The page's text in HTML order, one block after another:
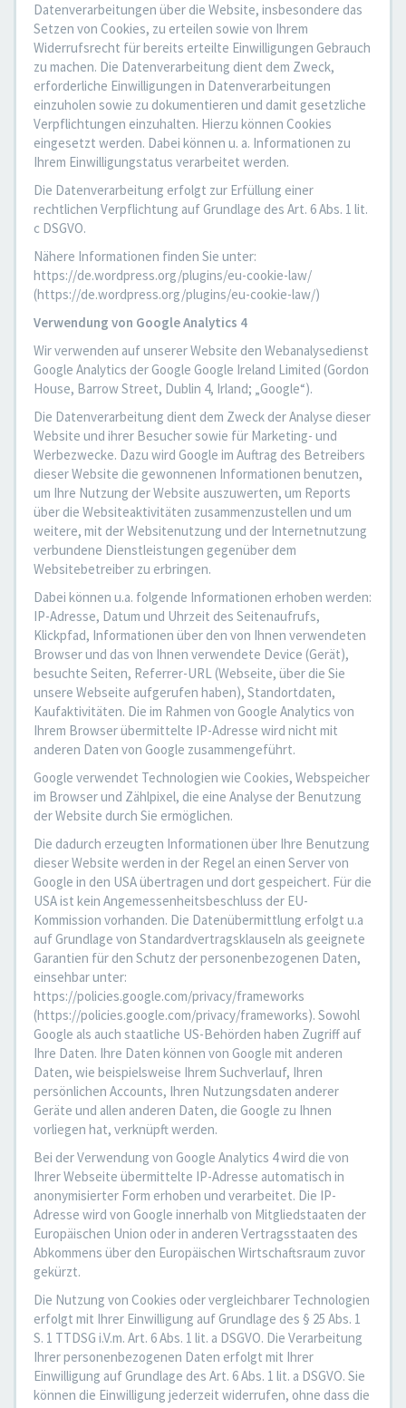
Datenverarbeitungen über die Website, insbesondere das
Setzen von Cookies, zu erteilen sowie von Ihrem
Widerrufsrecht für bereits erteilte Einwilligungen Gebrauch
zu machen. Die Datenverarbeitung dient dem Zweck,
erforderliche Einwilligungen in Datenverarbeitungen
einzuholen sowie zu dokumentieren und damit gesetzliche
Verpflichtungen einzuhalten. Hierzu können Cookies
eingesetzt werden. Dabei können u. a. Informationen zu
Ihrem Einwilligungstatus verarbeitet werden.
Die Datenverarbeitung erfolgt zur Erfüllung einer
rechtlichen Verpflichtung auf Grundlage des Art. 6 Abs. 1 lit.
c DSGVO.
Nähere Informationen finden Sie unter:
https://de.wordpress.org/plugins/eu-cookie-law/
(https://de.wordpress.org/plugins/eu-cookie-law/)
Verwendung von Google Analytics 4
Wir verwenden auf unserer Website den Webanalysedienst
Google Analytics der Google Google Ireland Limited (Gordon
House, Barrow Street, Dublin 4, Irland; „Google“).
Die Datenverarbeitung dient dem Zweck der Analyse dieser
Website und ihrer Besucher sowie für Marketing- und
Werbezwecke. Dazu wird Google im Auftrag des Betreibers
dieser Website die gewonnenen Informationen benutzen,
um Ihre Nutzung der Website auszuwerten, um Reports
über die Websiteaktivitäten zusammenzustellen und um
weitere, mit der Websitenutzung und der Internetnutzung
verbundene Dienstleistungen gegenüber dem
Websitebetreiber zu erbringen.
Dabei können u.a. folgende Informationen erhoben werden:
IP-Adresse, Datum und Uhrzeit des Seitenaufrufs,
Klickpfad, Informationen über den von Ihnen verwendeten
Browser und das von Ihnen verwendete Device (Gerät),
besuchte Seiten, Referrer-URL (Webseite, über die Sie
unsere Webseite aufgerufen haben), Standortdaten,
Kaufaktivitäten. Die im Rahmen von Google Analytics von
Ihrem Browser übermittelte IP-Adresse wird nicht mit
anderen Daten von Google zusammengeführt.
Google verwendet Technologien wie Cookies, Webspeicher
im Browser und Zählpixel, die eine Analyse der Benutzung
der Website durch Sie ermöglichen.
Die dadurch erzeugten Informationen über Ihre Benutzung
dieser Website werden in der Regel an einen Server von
Google in den USA übertragen und dort gespeichert. Für die
USA ist kein Angemessenheitsbeschluss der EU-
Kommission vorhanden. Die Datenübermittlung erfolgt u.a
auf Grundlage von Standardvertragsklauseln als geeignete
Garantien für den Schutz der personenbezogenen Daten,
einsehbar unter:
https://policies.google.com/privacy/frameworks
(https://policies.google.com/privacy/frameworks). Sowohl
Google als auch staatliche US-Behörden haben Zugriff auf
Ihre Daten. Ihre Daten können von Google mit anderen
Daten, wie beispielsweise Ihrem Suchverlauf, Ihren
persönlichen Accounts, Ihren Nutzungsdaten anderer
Geräte und allen anderen Daten, die Google zu Ihnen
vorliegen hat, verknüpft werden.
Bei der Verwendung von Google Analytics 4 wird die von
Ihrer Webseite übermittelte IP-Adresse automatisch in
anonymisierter Form erhoben und verarbeitet. Die IP-
Adresse wird von Google innerhalb von Mitgliedstaaten der
Europäischen Union oder in anderen Vertragsstaaten des
Abkommens über den Europäischen Wirtschaftsraum zuvor
gekürzt.
Die Nutzung von Cookies oder vergleichbarer Technologien
erfolgt mit Ihrer Einwilligung auf Grundlage des § 25 Abs. 1
S. 1 TTDSG i.V.m. Art. 6 Abs. 1 lit. a DSGVO. Die Verarbeitung
Ihrer personenbezogenen Daten erfolgt mit Ihrer
Einwilligung auf Grundlage des Art. 6 Abs. 1 lit. a DSGVO. Sie
können die Einwilligung jederzeit widerrufen, ohne dass die